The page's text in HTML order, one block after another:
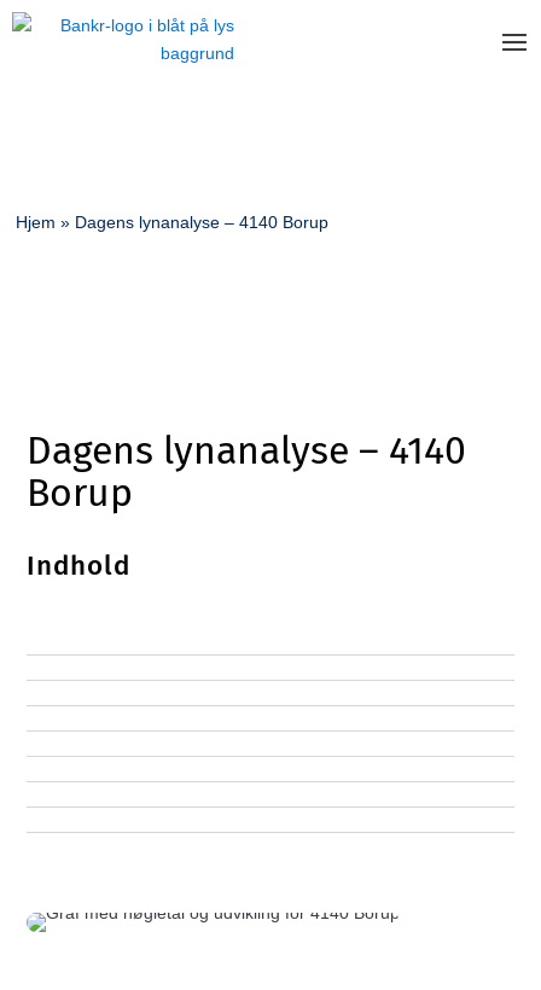
Hjem » Dagens lynanalyse – 4140 Borup
Dagens lynanalyse – 4140
Borup
Indhold